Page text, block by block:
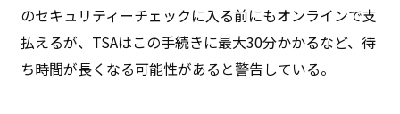
のセキュリティーチェックに入る前にもオンラインで支
払えるが、TSAはこの手続きに最大30分かかるなど、待
ち時間が長くなる可能性があると警告している。